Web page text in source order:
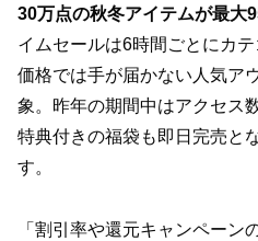
30万点の秋冬アイテムが最大
イムセールは6時間ごとにカ
価格では手が届かない人気ア
象。昨年の期間中はアクセス
特典付きの福袋も即日完売と
す。
「割引率や還元キャンペーン